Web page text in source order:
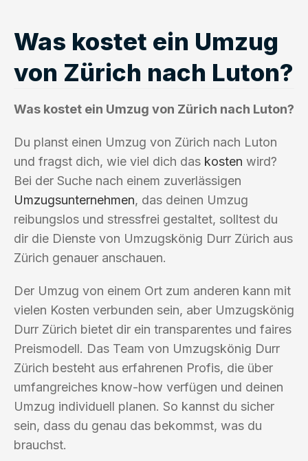
Was kostet ein Umzug
von Zürich nach Luton?
Was kostet ein Umzug von Zürich nach Luton?
Du planst einen Umzug von Zürich nach Luton
und fragst dich, wie viel dich das kosten wird?
Bei der Suche nach einem zuverlässigen
Umzugsunternehmen, das deinen Umzug
reibungslos und stressfrei gestaltet, solltest du
dir die Dienste von Umzugskönig Durr Zürich aus
Zürich genauer anschauen.
Der Umzug von einem Ort zum anderen kann mit
vielen Kosten verbunden sein, aber Umzugskönig
Durr Zürich bietet dir ein transparentes und faires
Preismodell. Das Team von Umzugskönig Durr
Zürich besteht aus erfahrenen Profis, die über
umfangreiches know-how verfügen und deinen
Umzug individuell planen. So kannst du sicher
sein, dass du genau das bekommst, was du
brauchst.